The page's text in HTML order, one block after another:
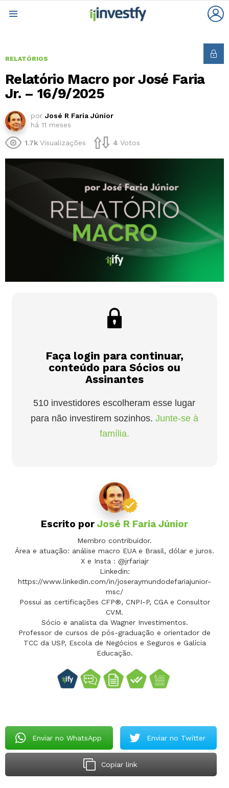
RELATÓRIOS
Relatório Macro por José Faria
Jr. – 16/9/2025
por José R Faria Júnior
há 11 meses
1.7k Visualizações 4 Votos
Faça login para continuar,
conteúdo para Sócios ou
Assinantes
510 investidores escolheram esse lugar
para não investirem sozinhos. Junte-se à
família.
Escrito por José R Faria Júnior
Membro contribuidor.
Área e atuação: análise macro EUA e Brasil, dólar e juros.
X e Insta : @jrfariajr
Linkedin:
https://www.linkedin.com/in/joseraymundodefariajunior-
msc/
Possui as certificações CFP®, CNPI-P, CGA e Consultor
CVM.
Sócio e analista da Wagner Investimentos.
Professor de cursos de pós-graduação e orientador de
TCC da USP, Escola de Negócios e Seguros e Galícia
Educação.
Enviar no WhatsApp Enviar no Twitter
Copiar link